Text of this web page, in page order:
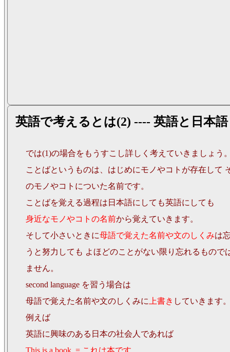
英語で考えるとは(2) ---- 英語と日本語
では(1)の場合をもうすこし詳しく考えていきましょう
ことばというものは、はじめにモノやコトが存在して
のモノやコトについた名前です。
ことばを覚える過程は日本語にしても英語にしても
身近なモノやコトの名前から覚えていきます。
そして小さいときに母語で覚えた名前や文のしくみは
うと努力しても よほどのことがない限り忘れるもので
ません。
second language を習う場合は
母語で覚えた名前や文のしくみに 上書き していきます
例えば
英語に興味のある日本の社会人であれば
This is a book. = これは本です。